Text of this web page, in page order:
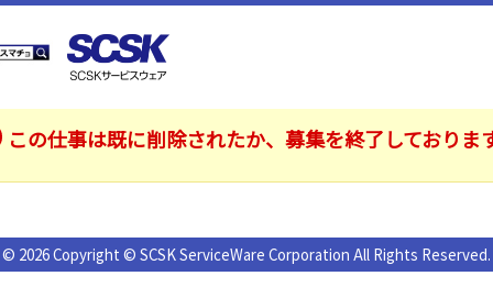
この仕事は既に削除されたか、募集を終了しておりま
© 2026 Copyright © SCSK ServiceWare Corporation All Rights Reserved.